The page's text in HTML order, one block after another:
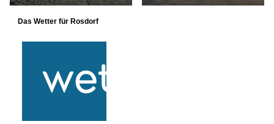
Das Wetter für Rosdorf